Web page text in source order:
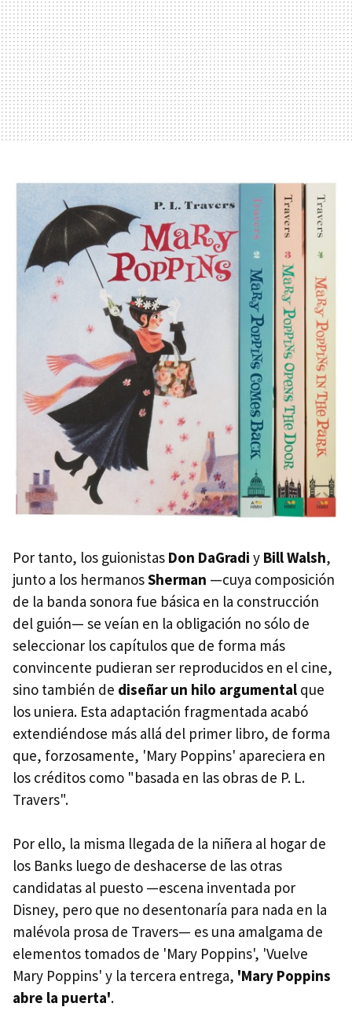
Por tanto, los guionistas Don DaGradi y Bill Walsh,
junto a los hermanosSherman —cuya composición
de la banda sonora fue básica en la construcción
del guión— se veían en la obligación no sólo de
seleccionar los capítulos que de forma más
convincente pudieran ser reproducidos en el cine,
sino también de diseñar un hilo argumental que
los uniera. Esta adaptación fragmentada acabó
extendiéndose más allá del primer libro, de forma
que, forzosamente, 'Mary Poppins' apareciera en
los créditos como "basada en las obras de P. L.
Travers".
Por ello, la misma llegada de la niñera al hogar de
los Banks luego de deshacerse de las otras
candidatas al puesto —escena inventada por
Disney, pero que no desentonaría para nada en la
malévola prosa de Travers— es una amalgama de
elementos tomados de 'Mary Poppins', 'Vuelve
Mary Poppins' y la tercera entrega, 'Mary Poppins
abre la puerta'.